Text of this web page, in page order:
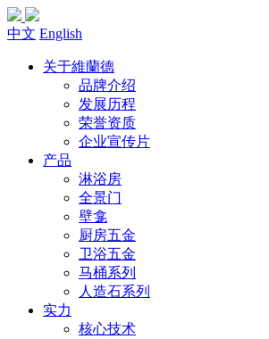
中文 English
关于維蘭德
品牌介绍
发展历程
荣誉资质
企业宣传片
产品
淋浴房
全景门
壁龛
厨房五金
卫浴五金
马桶系列
人造石系列
实力
核心技术